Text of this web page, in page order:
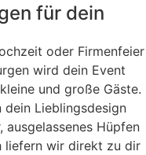
für dein
oder Firmenfeier
wird dein Event
und große Gäste.
dein Lieblingsdesign
Hüpfen
liefern wir direkt zu dir